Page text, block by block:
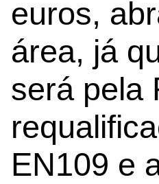
euros,
área, já
será pela
EN109 e